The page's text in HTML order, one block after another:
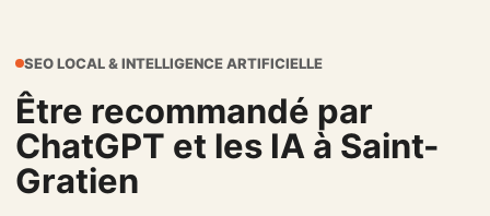
SEO LOCAL & INTELLIGENCE ARTIFICIELLE
Être recommandé par
ChatGPT et les IA à Saint-
Gratien